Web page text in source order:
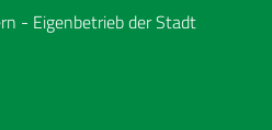
- Eigenbetrieb der Stadt